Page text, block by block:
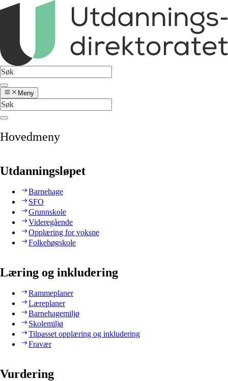
Meny
Hovedmeny
Utdanningsløpet
Barnehage
SFO
Grunnskole
Videregående
Opplæring for voksne
Folkehøgskole
Læring og inkludering
Rammeplaner
Læreplaner
Barnehagemiljø
Skolemiljø
Tilpasset opplæring og inkludering
Fravær
Vurdering